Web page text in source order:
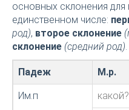
основных склонения для
единственном числе:
род), второе склонение
склонение (средний род).
Падеж М.р.
Им.п какой?